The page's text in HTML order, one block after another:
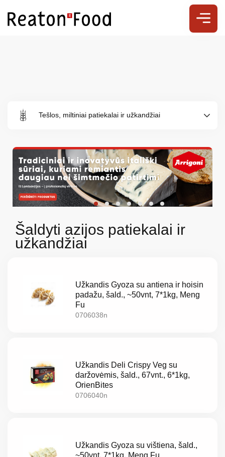
Tešlos, miltiniai patiekalai ir užkandžiai
Šaldyti azijos patiekalai ir
užkandžiai
Užkandis Gyoza su antiena ir hoisin
padažu, šald., ~50vnt, 7*1kg, Meng
Fu
0706038n
Užkandis Deli Crispy Veg su
daržovėmis, šald., 67vnt., 6*1kg,
OrienBites
0706040n
Užkandis Gyoza su vištiena, šald.,